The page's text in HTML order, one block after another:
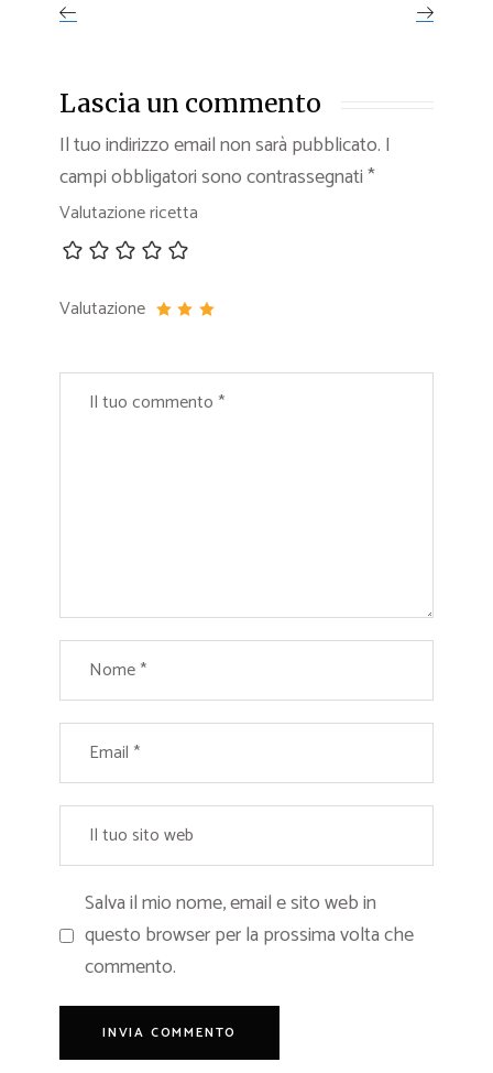
Lascia un commento
Il tuo indirizzo email non sarà pubblicato. I
campi obbligatori sono contrassegnati*
Valutazione ricetta
Valutazione
Salva il mio nome, email e sito web in
questo browser per la prossima volta che
commento.